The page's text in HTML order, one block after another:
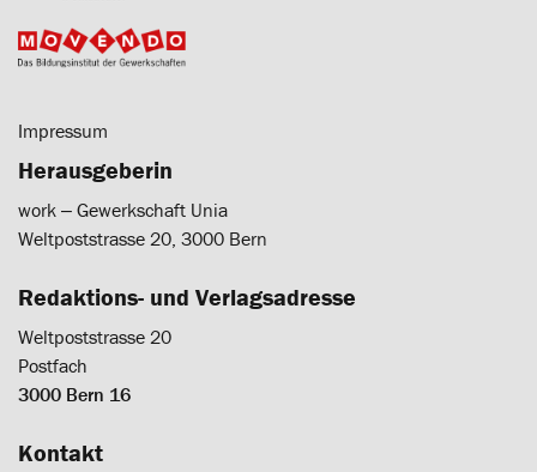
Impressum
Herausgeberin
work ‒ Gewerkschaft Unia
Weltpoststrasse 20, 3000 Bern
Redaktions- und Verlagsadresse
Weltpoststrasse 20
Postfach
3000 Bern 16
Kontakt